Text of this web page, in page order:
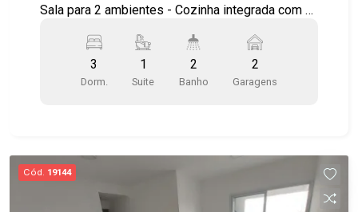
Sala para 2 ambientes - Cozinha integrada com a
de serviço - Elevador Lazer com: - Piscinas
adulto e infantil - Deck solarium - Salão de festas
- Salão de jogos - Sala de ginástica churrasqueira
Terminal Rodoviário Frederico Ozanam e do
CenterVale Shopping. Fácil acesso à Avenida
Deputado Benedito Matarazzo, à Rodovia
3
Dorm.
1
Suite
2
Banho
2
Garagens
Cód. 19144